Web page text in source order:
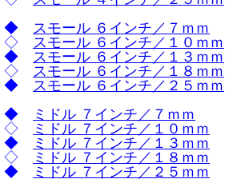
◆ スモール ６インチ／７ｍｍ
◇ スモール ６インチ／１０ｍｍ
◆ スモール ６インチ／１３ｍｍ
◇ スモール ６インチ／１８ｍｍ
◆ スモール ６インチ／２５ｍｍ
◆
ミドル ７インチ／７ｍｍ
◇
ミドル ７インチ／１０ｍｍ
◆
ミドル ７インチ／１３ｍｍ
◇
ミドル ７インチ／１８ｍｍ
◆
ミドル ７インチ／２５ｍｍ